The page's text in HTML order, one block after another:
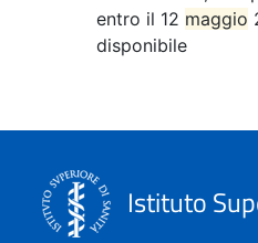
entro il 12 maggio
disponibile
Istituto